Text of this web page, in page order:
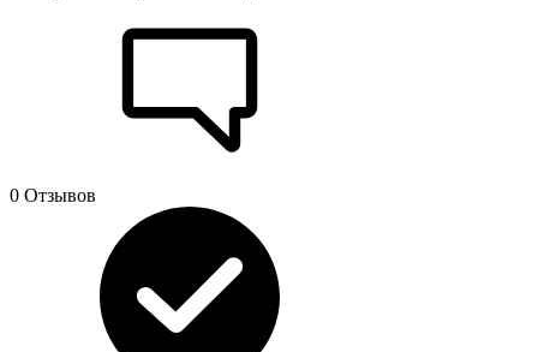
0 Отзывов